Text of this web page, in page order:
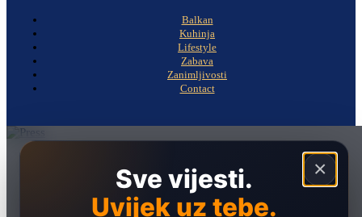
Balkan
Kuhinja
Lifestyle
Zabava
Zanimljivosti
Contact
×
Sve vijesti.
Uvijek uz tebe.